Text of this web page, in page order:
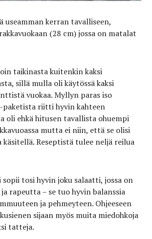
useamman kerran tavalliseen,
(28 cm) jossa on matalat
taikinasta kuitenkin kaksi
sillä mulla oli käytössä kaksi
vuokaa. Myllyn paras iso
paketista riitti hyvin kahteen
oli ehkä hitusen tavallista ohuempi
mutta ei niin, että se olisi
Reseptistä tulee neljä reilua
sopii tosi hyvin joku salaatti, jossa on
rapeutta – se tuo hyvin balanssia
ja pehmeyteen. Ohjeeseen
sijaan myös muita miedohkoja
tatteja.